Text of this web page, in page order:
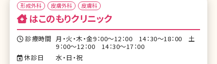
形成外科 皮膚外科 皮膚科
はこのもりクリニック
診療時間 月・火・木・金9：00～12：00 14：30～18：00 土
9：00～12：00 14：30～17：00
休診日
水・日・祝